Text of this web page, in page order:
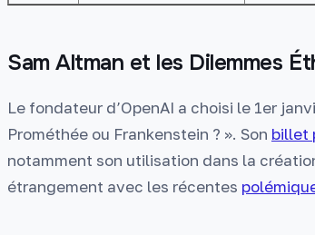
Sam Altman et les Dilemmes
Le fondateur d’OpenAI a choisi le 1er
Prométhée ou Frankenstein ? ». Son billet
notamment son utilisation dans la
étrangement avec les récentes